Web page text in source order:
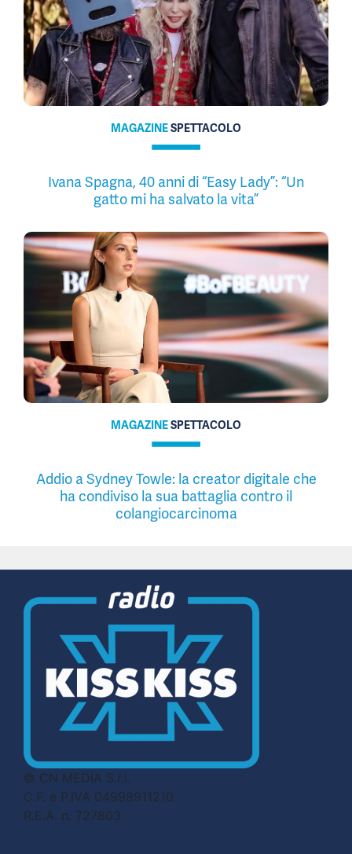
MAGAZINESPETTACOLO
Ivana Spagna, 40 anni di “Easy Lady”: “Un
gatto mi ha salvato la vita”
MAGAZINESPETTACOLO
Addio a Sydney Towle: la creator digitale che
ha condiviso la sua battaglia contro il
colangiocarcinoma
© CN MEDIA S.r.l.
C.F. e P.IVA 04998911210
R.E.A. n. 727803